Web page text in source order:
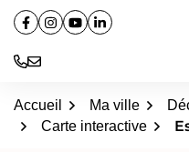
Aller
au
contenu
Facebook
(ouverture dans un nouvel
Instagram
(ouverture dans un
YouTube
(ouverture dans un
Linkedin
(ouverture
Accueil Ma ville
Carte interactive